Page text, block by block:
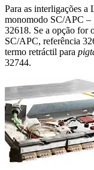
Para as interligações a
monomodo SC/APC –
32618. Se a opção for
SC/APC, referência
termo retráctil para
32744.